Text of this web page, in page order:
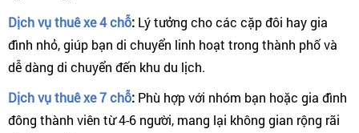
Dịch vụ thuê xe 4 chỗ: Lý tưởng cho các cặp đôi hay gia
đình nhỏ, giúp bạn di chuyển linh hoạt trong thành phố và
dễ dàng di chuyển đến khu du lịch.
Dịch vụ thuê xe 7 chỗ: Phù hợp với nhóm bạn hoặc gia đình
đông thành viên từ 4-6 người, mang lại không gian rộng rãi